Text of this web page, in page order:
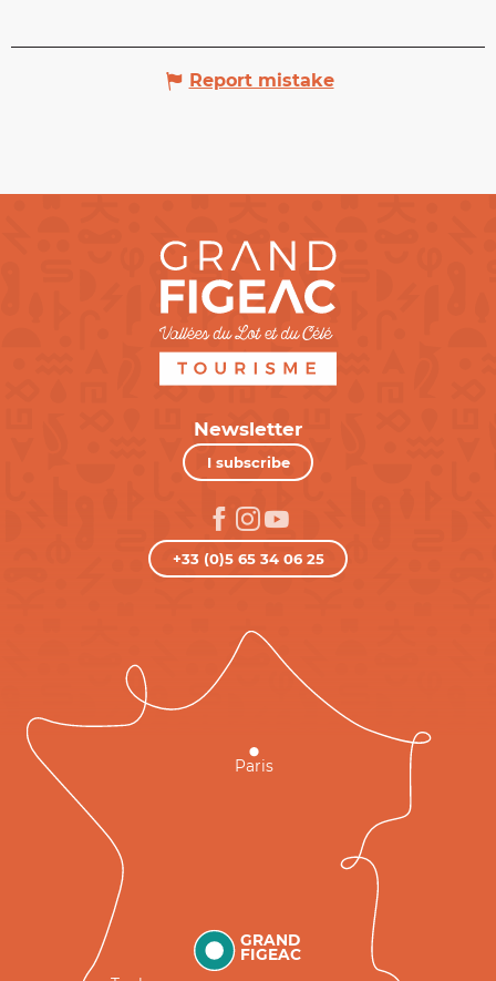
Report mistake
Newsletter
I subscribe
+33 (0)5 65 34 06 25
GRAND
FIGEAC
Paris